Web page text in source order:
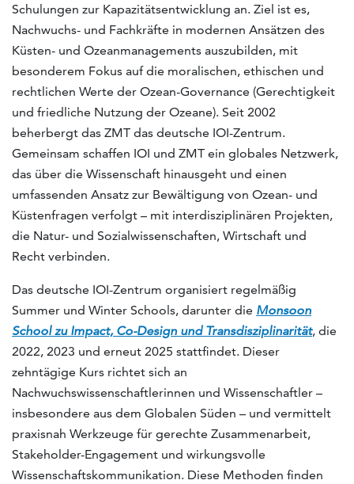
Schulungen zur Kapazitätsentwicklung an. Ziel ist es,
Nachwuchs- und Fachkräfte in modernen Ansätzen des
Küsten- und Ozeanmanagements auszubilden, mit
besonderem Fokus auf die moralischen, ethischen und
rechtlichen Werte der Ozean-Governance (Gerechtigkeit
und friedliche Nutzung der Ozeane). Seit 2002
beherbergt das ZMT das deutsche IOI-Zentrum.
Gemeinsam schaffen IOI und ZMT ein globales Netzwerk,
das über die Wissenschaft hinausgeht und einen
umfassenden Ansatz zur Bewältigung von Ozean- und
Küstenfragen verfolgt – mit interdisziplinären Projekten,
die Natur- und Sozialwissenschaften, Wirtschaft und
Recht verbinden.
Das deutsche IOI-Zentrum organisiert regelmäßig
Summer und Winter Schools, darunter die Monsoon
School zu Impact, Co-Design und Transdisziplinarität, die
2022, 2023 und erneut 2025 stattfindet. Dieser
zehntägige Kurs richtet sich an
Nachwuchswissenschaftlerinnen und Wissenschaftler –
insbesondere aus dem Globalen Süden – und vermittelt
praxisnah Werkzeuge für gerechte Zusammenarbeit,
Stakeholder-Engagement und wirkungsvolle
Wissenschaftskommunikation. Diese Methoden finden